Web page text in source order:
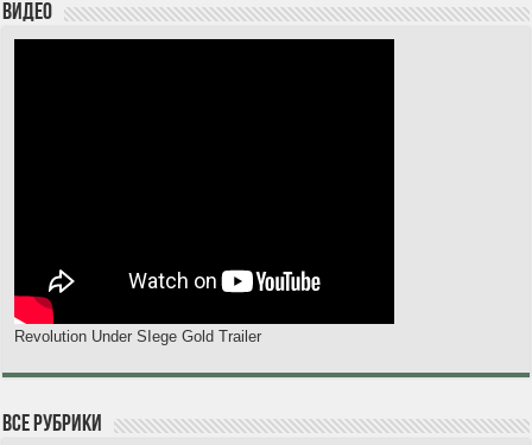
Видео
Revolution Under SIege Gold Trailer
Все рубрики